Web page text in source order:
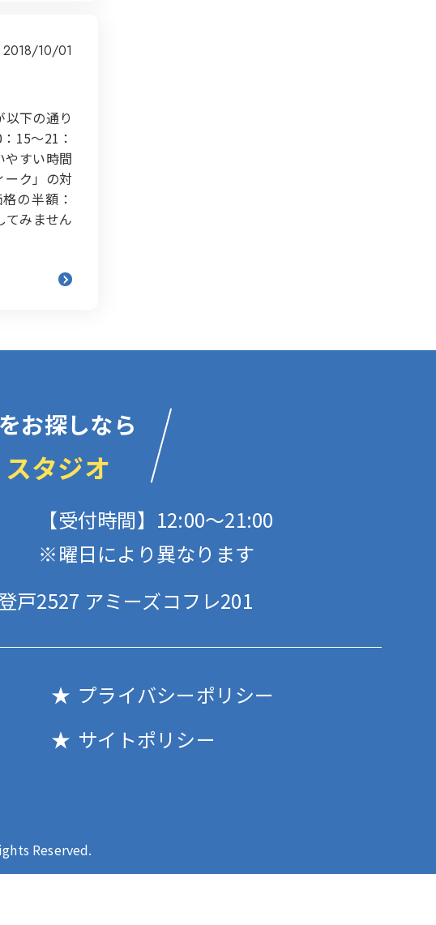
2018/10/01
下の通り
15～21：
すい時間
ク」の対
の半額：
てみません
お探しなら
タジオ
【受付時間】12:00〜21:00
※曜日により異なります
戸2527 アミーズコフレ201
プライバシーポリシー
サイトポリシー
Reserved.